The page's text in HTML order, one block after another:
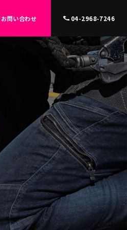
お問い合わせ 04-2968-7246